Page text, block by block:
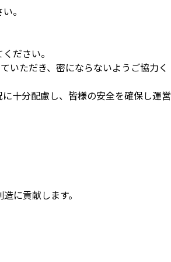
。
ださい。
いただき、密にならないようご協力く
十分配慮し、皆様の安全を確保し運営
に貢献します。